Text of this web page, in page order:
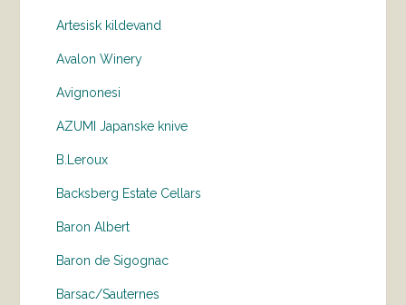
Artesisk kildevand
Avalon Winery
Avignonesi
AZUMI Japanske knive
B.Leroux
Backsberg Estate Cellars
Baron Albert
Baron de Sigognac
Barsac/Sauternes